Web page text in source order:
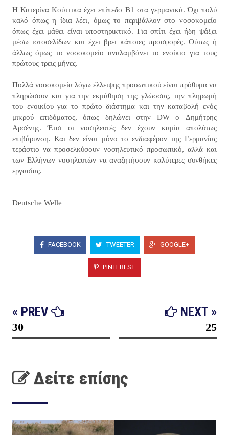
Η Κατερίνα Κούττικα έχει επίπεδο Β1 στα γερμανικά. Όχι πολύ
καλό όπως η ίδια λέει, όμως το περιβάλλον στο νοσοκομείο
όπως έχει μάθει είναι υποστηρικτικό. Για σπίτι έχει ήδη ψάξει
μέσω ιστοσελίδων και έχει βρει κάποιες προσφορές. Ούτως ή
άλλως όμως το νοσοκομείο αναλαμβάνει το ενοίκιο για τους
πρώτους τρεις μήνες.
Πολλά νοσοκομεία λόγω έλλειψης προσωπικού είναι πρόθυμα να
πληρώσουν και για την εκμάθηση της γλώσσας, την πληρωμή
του ενοικίου για το πρώτο διάστημα και την καταβολή ενός
μικρού επιδόματος, όπως δηλώνει στην DW o Δημήτρης
Αρσένης. Έτσι οι νοσηλευτές δεν έχουν καμία απολύτως
επιβάρυνση. Και δεν είναι μόνο το ενδιαφέρον της Γερμανίας
τεράστιο να προσελκύσουν νοσηλευτικό προσωπικό, αλλά και
των Ελλήνων νοσηλευτών να αναζητήσουν καλύτερες συνθήκες
εργασίας.
Deutsche Welle
FACEBOOK TWEETER GOOGLE+
PINTEREST
« PREV
30
NEXT »
25
Δείτε επίσης